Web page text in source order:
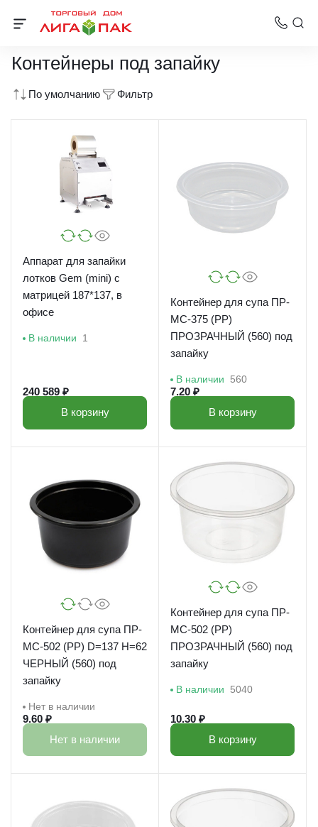
Контейнеры пластиковые пищевые
Контейнеры под запайку
По умолчанию Фильтр
Аппарат для запайки
лотков Gem (mini) с
матрицей 187*137, в
офисе
В наличии 1
240 589 ₽
В корзину
Контейнер для супа ПР-
МС-375 (РР)
ПРОЗРАЧНЫЙ (560) под
запайку
В наличии 560
7.20 ₽
В корзину
Контейнер для супа ПР-
МС-502 (РР) D=137 H=62
ЧЕРНЫЙ (560) под
запайку
Нет в наличии
9.60 ₽
Нет в наличии
Контейнер для супа ПР-
МС-502 (РР)
ПРОЗРАЧНЫЙ (560) под
запайку
В наличии 5040
10.30 ₽
В корзину